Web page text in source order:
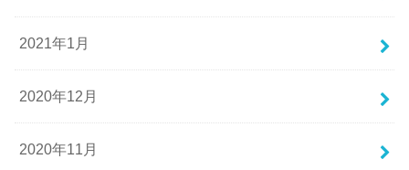
2021年1月
2020年12月
2020年11月